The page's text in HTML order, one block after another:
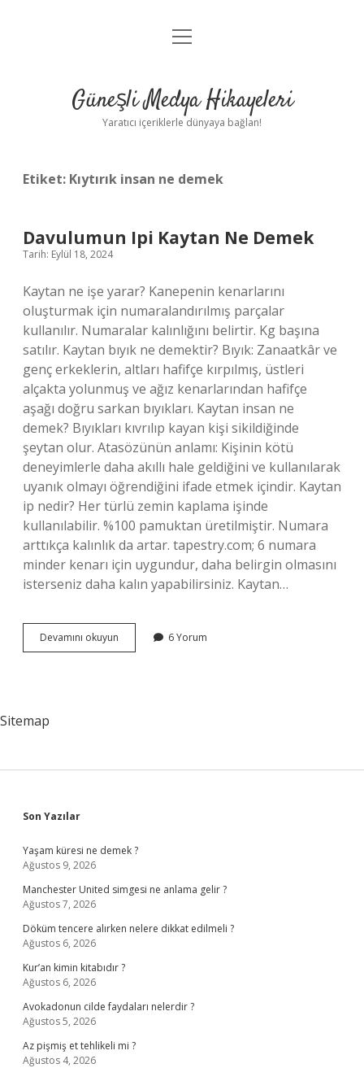
Anasayfa
Yasal Uyarı
menüyü
Güneşli Medya Hikayeleri
Yaratıcı içeriklerle dünyaya bağlan!
Etiket: Kıytırık insan ne demek
Davulumun Ipi Kaytan Ne Demek
Tarih: Eylül 18, 2024
Kaytan ne işe yarar? Kanepenin kenarlarını
oluşturmak için numaralandırılmış parçalar
kullanılır. Numaralar kalınlığını belirtir. Kg başına
satılır. Kaytan bıyık ne demektir? Bıyık: Zanaatkâr ve
genç erkeklerin, altları hafifçe kırpılmış, üstleri
alçakta yolunmuş ve ağız kenarlarından hafifçe
aşağı doğru sarkan bıyıkları. Kaytan insan ne
demek? Bıyıkları kıvrılıp kayan kişi sikildiğinde
şeytan olur. Atasözünün anlamı: Kişinin kötü
deneyimlerle daha akıllı hale geldiğini ve kullanılarak
uyanık olmayı öğrendiğini ifade etmek içindir. Kaytan
ip nedir? Her türlü zemin kaplama işinde
kullanılabilir. %100 pamuktan üretilmiştir. Numara
arttıkça kalınlık da artar. tapestry.com; 6 numara
minder kenarı için uygundur, daha belirgin olmasını
isterseniz daha kalın yapabilirsiniz. Kaytan…
Devamını okuyun Davulumun
Ipi
6 Yorum
Sitemap
Sidebar
Son Yazılar
Yaşam küresi ne demek ?
Ağustos 9, 2026
Manchester United simgesi ne anlama gelir ?
Ağustos 7, 2026
Döküm tencere alırken nelere dikkat edilmeli ?
Ağustos 6, 2026
Kur’an kimin kitabıdır ?
Ağustos 6, 2026
Avokadonun cilde faydaları nelerdir ?
Ağustos 5, 2026
Az pişmiş et tehlikeli mi ?
Ağustos 4, 2026